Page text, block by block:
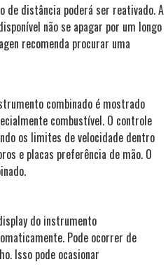
distância poderá ser reativado. A
não se apagar por um longo
recomenda procurar uma
combinado é mostrado
combustível. O controle
os limites de velocidade dentro
e placas preferência de mão. O
do instrumento
Pode ocorrer de
Isso pode ocasionar